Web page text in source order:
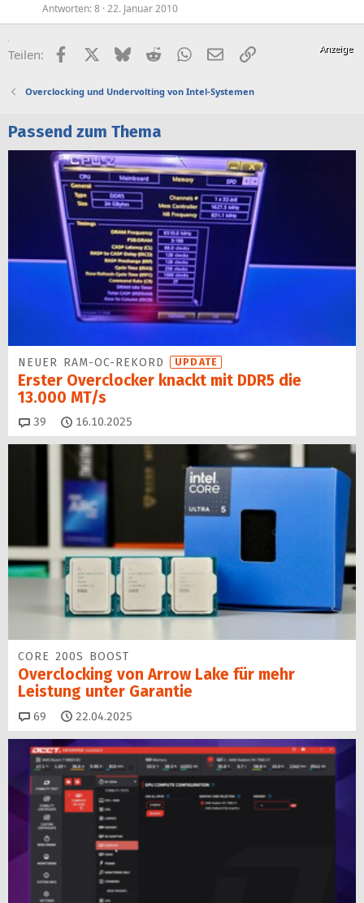
Antworten 8 22. Januar 2010
Teilen: FacebookX (Twitter)
BlueskyRedditWhatsApp
E-MailLink
Overclocking und Undervolting von Intel-Systemen
Passend zum Thema
NEUER RAM-OC-REKORD UPDATE
Erster Overclocker knackt mit DDR5 die
13.000 MT/s
39 Kommentare
16.10.2025
CORE 200S BOOST
Overclocking von Arrow Lake für mehr
Leistung unter Garantie
69 Kommentare
22.04.2025